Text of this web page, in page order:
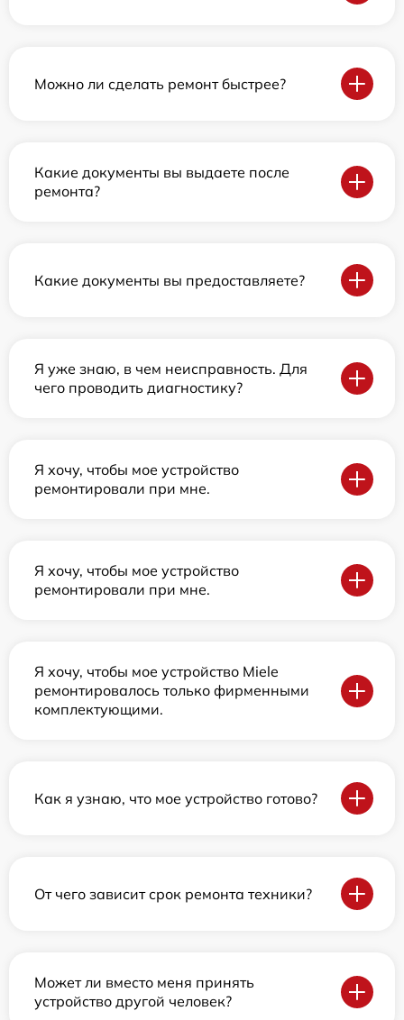
Можно ли сделать ремонт быстрее?
Какие документы вы выдаете после
ремонта?
Какие документы вы предоставляете?
Я уже знаю, в чем неисправность. Для
чего проводить диагностику?
Я хочу, чтобы мое устройство
ремонтировали при мне.
Я хочу, чтобы мое устройство
ремонтировали при мне.
Я хочу, чтобы мое устройство Miele
ремонтировалось только фирменными
комплектующими.
Как я узнаю, что мое устройство готово?
От чего зависит срок ремонта техники?
Может ли вместо меня принять
устройство другой человек?